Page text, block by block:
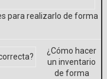
para realizarlo de forma
¿Cómo hacer
un inventario
de forma